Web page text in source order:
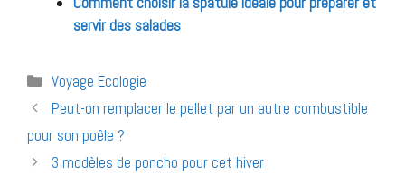
servir des salades
Catégories
Voyage Ecologie
Navigation
articles
Peut-on remplacer le pellet par un autre combustible
pour son poêle ?
3 modèles de poncho pour cet hiver